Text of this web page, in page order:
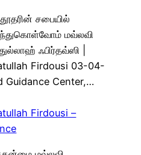
சபையில்
மவ்லவி
ஃபிர்தவ்ஸி |
Firdousi 03-04-
Guidance Center,…
Firdousi –